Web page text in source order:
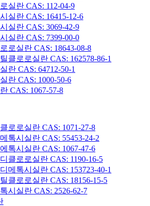
실란 CAS: 112-04-9
실란 CAS: 16415-12-6
실란 CAS: 3069-42-9
실란 CAS: 7399-00-0
로실란 CAS: 18643-08-8
클로로실란 CAS: 162578-86-1
란 CAS: 64712-50-1
란 CAS: 1000-50-6
CAS: 1067-57-8
로로실란 CAS: 1071-27-8
톡시실란 CAS: 55453-24-2
톡시실란 CAS: 1067-47-6
클로로실란 CAS: 1190-16-5
메톡시실란 CAS: 153723-40-1
클로로실란 CAS: 18156-15-5
시실란 CAS: 2526-62-7